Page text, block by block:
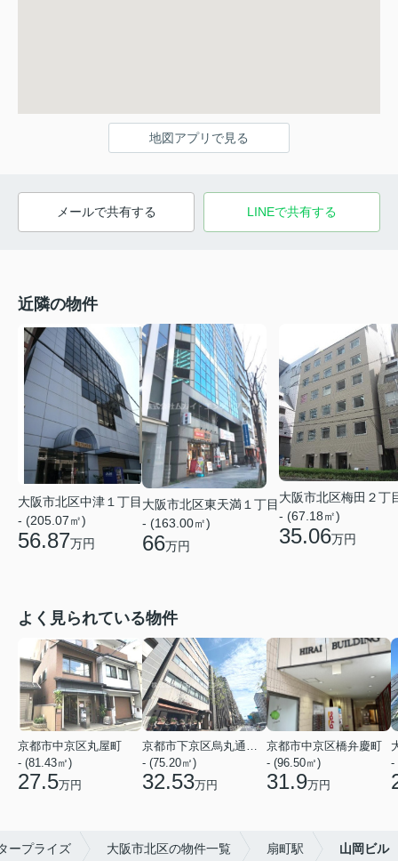
地図アプリで見る
メールで共有する LINEで共有する
近隣の物件
大阪市北区中津１丁目
- (205.07㎡)
56.87万円
大阪市北区東天満１丁目
- (163.00㎡)
66万円
大阪市北区梅田２丁
- (67.18㎡)
35.06万円
よく見られている物件
京都市中京区丸屋町
- (81.43㎡)
27.5万円
京都市下京区烏丸通五条上る五条烏丸町
- (75.20㎡)
32.53万円
京都市中京区橋弁慶町
- (96.50㎡)
31.9万円
-
ープライズ 大阪市北区の物件一覧 扇町駅 山岡ビル